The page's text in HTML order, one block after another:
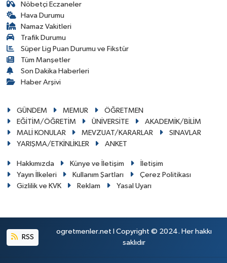
Nöbetçi Eczaneler
Hava Durumu
Namaz Vakitleri
Trafik Durumu
Süper Lig Puan Durumu ve Fikstür
Tüm Manşetler
Son Dakika Haberleri
Haber Arşivi
GÜNDEM MEMUR
ÖĞRETMEN
EĞİTİM/ÖĞRETİM
ÜNİVERSİTE
AKADEMİK/BİLİM
MALİ KONULAR
MEVZUAT/KARARLAR
SINAVLAR
YARIŞMA/ETKİNLİKLER
ANKET
Hakkımızda Künye ve İletişim
İletişim
Yayın İlkeleri
Kullanım Şartları
Çerez Politikası
Gizlilik ve KVK
Reklam Yasal Uyarı
RSS
ogretmenler.net I Copyright © 2024. Her hakkı
saklıdır